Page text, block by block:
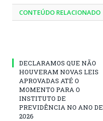
CONTEÚDO RELACIONADO
DECLARAMOS QUE NÃO
HOUVERAM NOVAS LEIS
APROVADAS ATÉ O
MOMENTO PARA O
INSTITUTO DE
PREVIDÊNCIA NO ANO DE
2026